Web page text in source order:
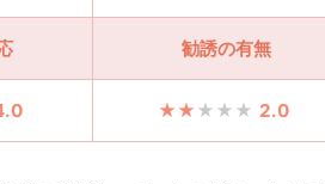
勧誘の有無
2.0